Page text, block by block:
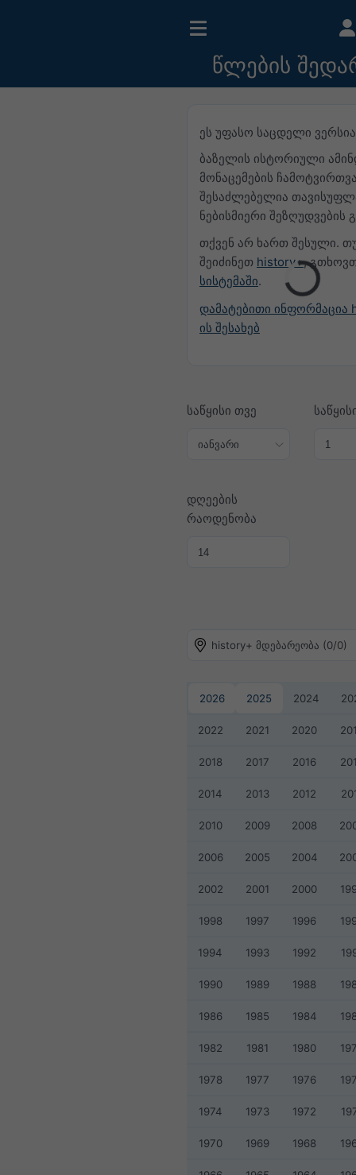
წლების
ეს უფასო საცდელი
ბაზელის ისტორიული
მონაცემების
შესაძლებელია
ნებისმიერი შეზღუდვების
თქვენ არ ხართ შესული.
შეიძინეთ history+,
სისტემაში.
დამატებითი ინფორმაცია
ის შესახებ
საწყისი თვე
დღეების
რაოდენობა
history+ მდებარეობა (0/0)
2026 2025 2024
2022 2021 2020
2018 2017 2016
2014 2013 2012
2010 2009 2008
2006 2005 2004
2002 2001 2000
1998 1997 1996
1994 1993 1992
1990 1989 1988
1986 1985 1984
1982 1981 1980
1978 1977 1976
1974 1973 1972
1970 1969 1968